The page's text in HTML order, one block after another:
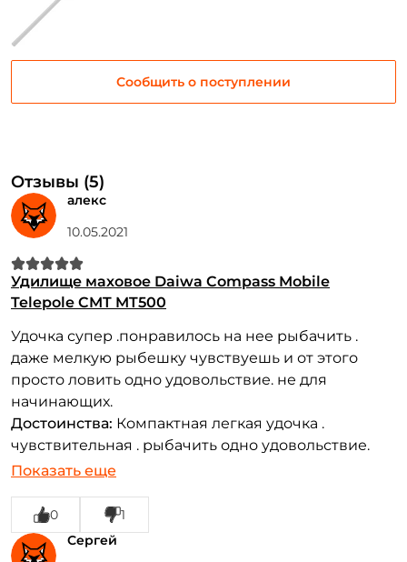
Сообщить о поступлении
Отзывы (5)
алекс
10.05.2021
Удилище маховое Daiwa Compass Mobile
Telepole CMT MT500
Удочка супер .понравилось на нее рыбачить .
даже мелкую рыбешку чувствуешь и от этого
просто ловить одно удовольствие. не для
начинающих.
Достоинства: Компактная легкая удочка .
чувствительная . рыбачить одно удовольствие.
Недостатки:не выявил
Показать еще
0
1
Сергей